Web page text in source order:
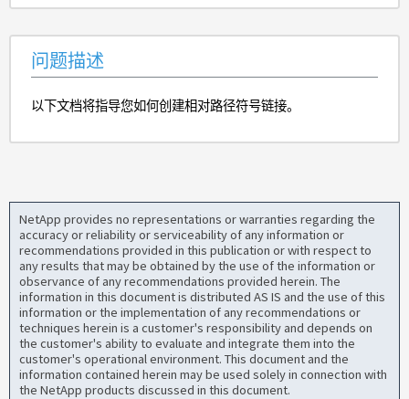
问题描述
以下文档将指导您如何创建相对路径符号链接。
NetApp provides no representations or warranties regarding the
accuracy or reliability or serviceability of any information or
recommendations provided in this publication or with respect to
any results that may be obtained by the use of the information or
observance of any recommendations provided herein. The
information in this document is distributed AS IS and the use of this
information or the implementation of any recommendations or
techniques herein is a customer's responsibility and depends on
the customer's ability to evaluate and integrate them into the
customer's operational environment. This document and the
information contained herein may be used solely in connection with
the NetApp products discussed in this document.